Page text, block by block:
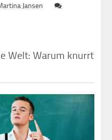
Jansen
Welt: Warum knurrt